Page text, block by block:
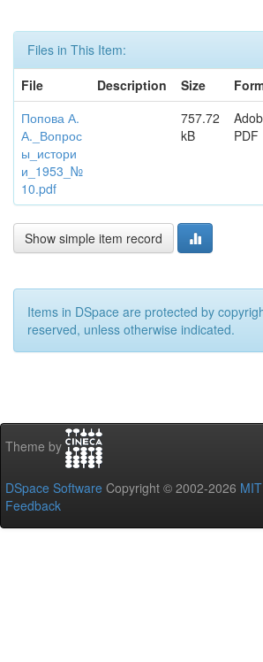
Files in This Item:
File
Description Size
Попова А.
А._Вопрос
ы_истори
и_1953_№
10.pdf
757.72
kB
PDF
Show simple item record
Items in DSpace are protected by
reserved, unless otherwise indicated.
Theme by
DSpace Software Copyright © 2002-2026 MIT
Feedback